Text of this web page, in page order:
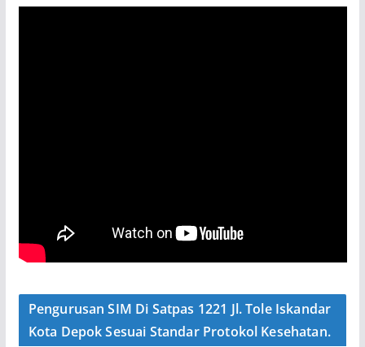
Pengurusan SIM Di Satpas 1221 Jl. Tole Iskandar
Kota Depok Sesuai Standar Protokol Kesehatan.